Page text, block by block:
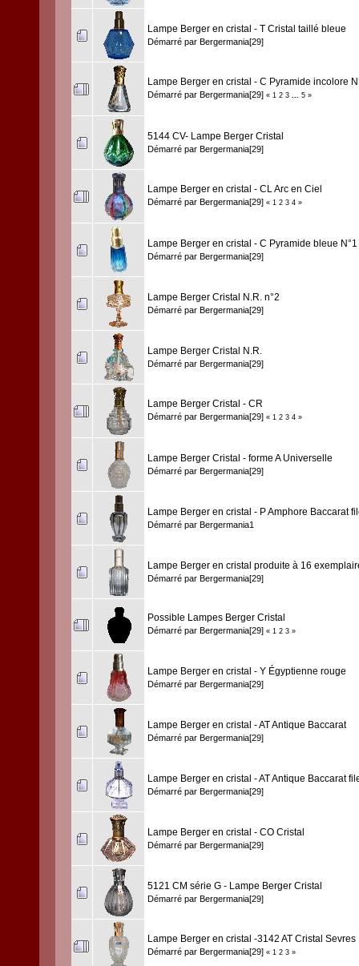
Lampe Berger en cristal - T Cristal taillé bleue
Démarré par Bergermania[29]
Lampe Berger en cristal - C Pyramide incolore
Démarré par Bergermania[29] « 1 2 3 5 »
5144 CV- Lampe Berger Cristal
Démarré par Bergermania[29]
Lampe Berger en cristal - CL Arc en Ciel
Démarré par Bergermania[29] « 1 2 3 4 »
Lampe Berger en cristal - C Pyramide bleue
Démarré par Bergermania[29]
Lampe Berger Cristal N.R. n°2
Démarré par Bergermania[29]
Lampe Berger Cristal N.R.
Démarré par Bergermania[29]
Lampe Berger Cristal - CR
Démarré par Bergermania[29] « 1 2 3 4 »
Lampe Berger Cristal - forme A Universelle
Démarré par Bergermania[29]
Lampe Berger en cristal - P Amphore Baccarat
Démarré par Bergermania1
Lampe Berger en cristal produite à 16
Démarré par Bergermania[29]
Possible Lampes Berger Cristal
Démarré par Bergermania[29] « 1 2 3 »
Lampe Berger en cristal - Y Égyptienne rouge
Démarré par Bergermania[29]
Lampe Berger en cristal - AT Antique Baccarat
Démarré par Bergermania[29]
Lampe Berger en cristal - AT Antique Baccarat
Démarré par Bergermania[29]
Lampe Berger en cristal - CO Cristal
Démarré par Bergermania[29]
5121 CM série G - Lampe Berger Cristal
Démarré par Bergermania[29]
Lampe Berger en cristal -3142 AT Cristal Sevres
Démarré par Bergermania[29] « 1 2 3 »